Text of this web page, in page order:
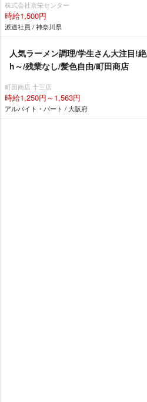
株式会社京栄センター
時給1,500円
派遣社員 / 神奈川県
人気ラーメン調理/学生さん大注目!
h～/残業なし/髪色自由/町田商店
町田商店 十三店
時給1,250円～1,563円
アルバイト・パート / 大阪府